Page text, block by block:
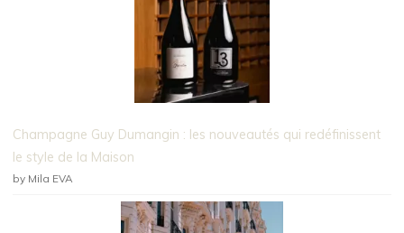
Champagne Guy Dumangin : les nouveautés qui redéfinissent
le style de la Maison
by Mila EVA